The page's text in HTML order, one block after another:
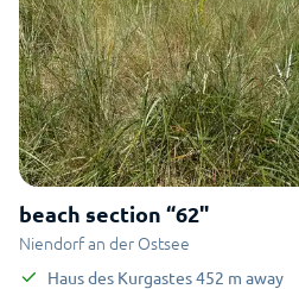
beach section “62"
Niendorf an der Ostsee
Haus des Kurgastes452 m away